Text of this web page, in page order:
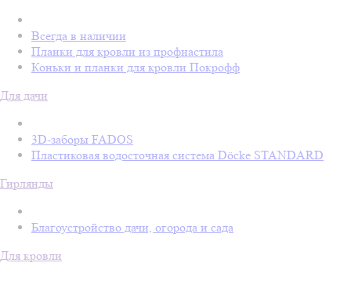
Всегда в наличии
Планки для кровли из профнастила
Коньки и планки для кровли Покрофф
Для дачи
3D-заборы FADOS
Пластиковая водосточная система Döcke STANDARD
Гирлянды
Благоустройство дачи, огорода и сада
Для кровли